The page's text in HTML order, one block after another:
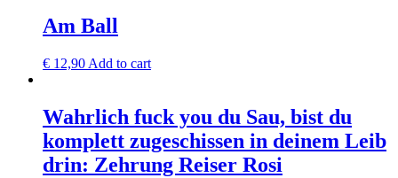
Am Ball
€ 12,90 Add to cart
Wahrlich fuck you du Sau, bist du
komplett zugeschissen in deinem Leib
drin: Zehrung Reiser Rosi